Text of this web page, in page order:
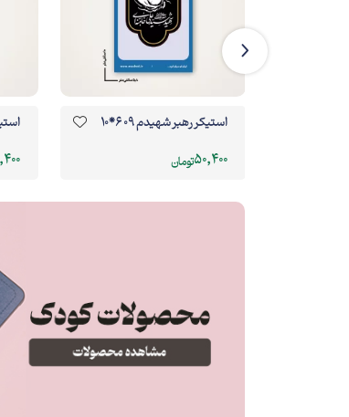
استیکر رهبر شهیدم 09 6*10
50,400تومان
استیکر رهبر